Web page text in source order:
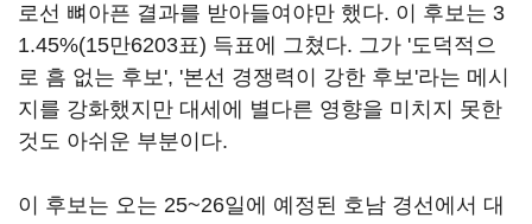
로선 뼈아픈 결과를 받아들여야만 했다. 이 후보는 3
1.45%(15만6203표) 득표에 그쳤다. 그가 '도덕적으
로 흠 없는 후보', '본선 경쟁력이 강한 후보'라는 메시
지를 강화했지만 대세에 별다른 영향을 미치지 못한
것도 아쉬운 부분이다.
이 후보는 오는 25~26일에 예정된 호남 경선에서 대